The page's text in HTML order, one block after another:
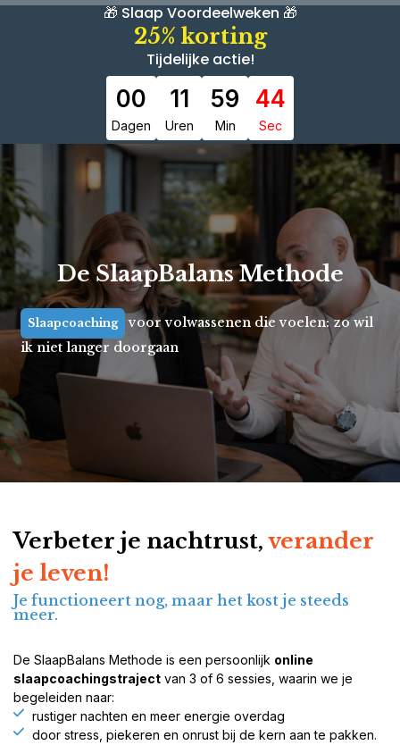
🎁 Slaap Voordeelweken 🎁
25% korting
Tijdelijke actie!
00
Dagen
11
Uren
59
Min
43
Sec
De SlaapBalans Methode
Slaapcoaching
voor volwassenen die voelen: zo wil
ik niet langer doorgaan
Verbeter je nachtrust, verander
je leven!
Je functioneert nog, maar het kost je steeds
meer.
De SlaapBalans Methode is een persoonlijk online
slaapcoachingstraject van 3 of 6 sessies, waarin we je
begeleiden naar:
rustiger nachten en meer energie overdag
door stress, piekeren en onrust bij de kern aan te pakken.